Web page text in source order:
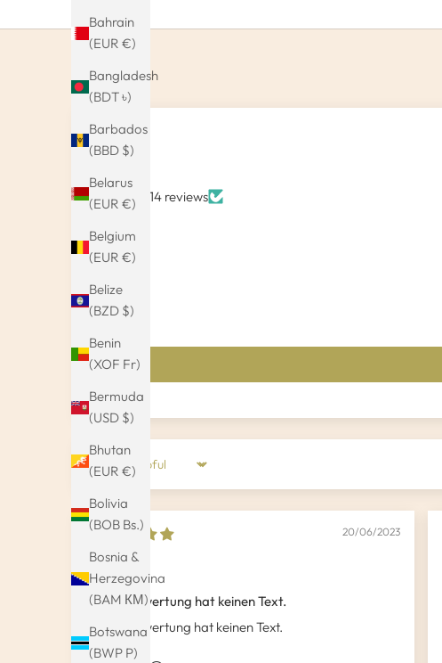
Bahrain
(EUR €)
Bangladesh
(BDT ৳)
Barbados
(BBD $)
Belarus
(EUR €)
Belgium
(EUR €)
Belize
(BZD $)
Benin
(XOF Fr)
Bermuda
(USD $)
Bhutan
(EUR €)
Bolivia
(BOB Bs.)
Bosnia &
Herzegovina
(BAM КМ)
Botswana
(BWP P)
Based on 14 reviews
Sort by
20/06/2023
Kameron
Diese Bewertung hat keinen Text.
Diese Bewertung hat keinen Text.